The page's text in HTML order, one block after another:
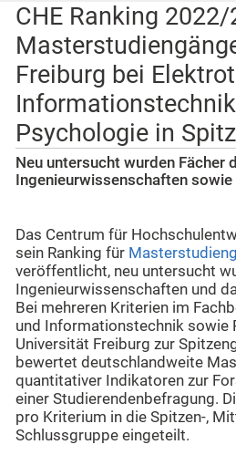
CHE Ranking
Freiburg bei
Psychologie in
Neu untersucht wurden Fächer
Ingenieurwissenschaften
Das Centrum für
sein Ranking für
veröffentlicht, neu untersucht
Ingenieurwissenschaften und
Bei mehreren Kriterien im
und Informationstechnik sowie
Universität Freiburg zur
bewertet deutschlandweite
quantitativer Indikatoren zur
einer Studierendenbefragung.
pro Kriterium in die Spitzen-,
Schlussgruppe eingeteilt.